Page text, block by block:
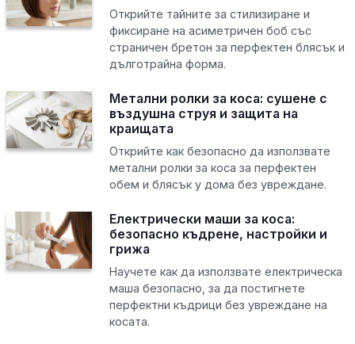
Открийте тайните за стилизиране и
фиксиране на асиметричен боб със
страничен бретон за перфектен блясък и
дълготрайна форма.
Метални ролки за коса: сушене с
въздушна струя и защита на
краищата
Открийте как безопасно да използвате
метални ролки за коса за перфектен
обем и блясък у дома без увреждане.
Електрически маши за коса:
безопасно къдрене, настройки и
грижа
Научете как да използвате електрическа
маша безопасно, за да постигнете
перфектни къдрици без увреждане на
косата.